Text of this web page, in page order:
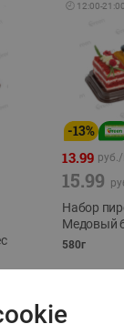
🕘 12:00-21:00
-13%
13.99 руб./
15.99
Набор
Медовый
580г